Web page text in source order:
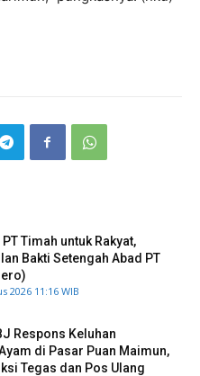
Timah untuk Rakyat,
Bakti Setengah Abad PT
2026 11:16 WIB
Respons Keluhan
di Pasar Puan Maimun,
Tegas dan Pos Ulang